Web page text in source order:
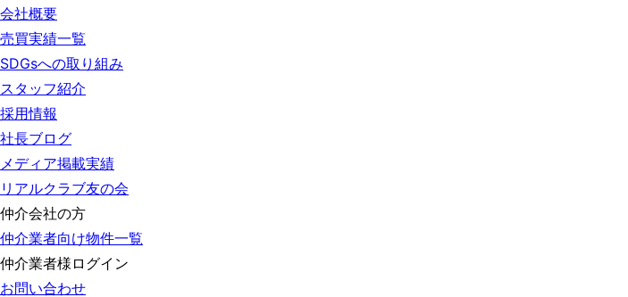
会社概要
売買実績一覧
SDGsへの取り組み
スタッフ紹介
採用情報
社長ブログ
メディア掲載実績
リアルクラブ友の会
仲介会社の方
仲介業者向け物件一覧
仲介業者様ログイン
お問い合わせ